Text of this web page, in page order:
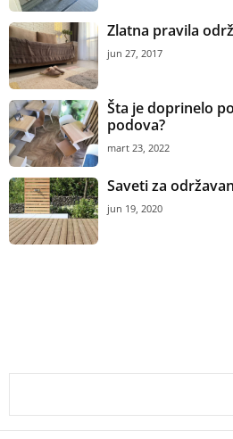
Zlatna pravila
jun 27, 2017
Šta je doprinelo
podova?
mart 23, 2022
Saveti za
jun 19, 2020